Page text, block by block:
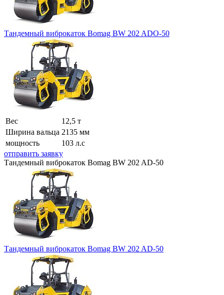
Тандемный виброкаток Bomag BW 202 ADO-50
Вес
12,5 т
Ширина вальца 2135 мм
мощность
103 л.с
отправить заявку
Тандемный виброкаток Bomag BW 202 AD-50
Тандемный виброкаток Bomag BW 202 AD-50